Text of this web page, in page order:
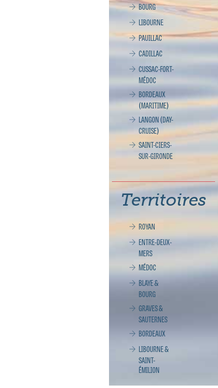
BOURG
LIBOURNE
PAUILLAC
CADILLAC
CUSSAC-FORT-
MÉDOC
BORDEAUX
(MARITIME)
LANGON (DAY-
CRUISE)
SAINT-CIERS-
SUR-GIRONDE
Territoires
ROYAN
ENTRE-DEUX-
MERS
MÉDOC
BLAYE &
BOURG
GRAVES &
SAUTERNES
BORDEAUX
LIBOURNE &
SAINT-
ÉMILION